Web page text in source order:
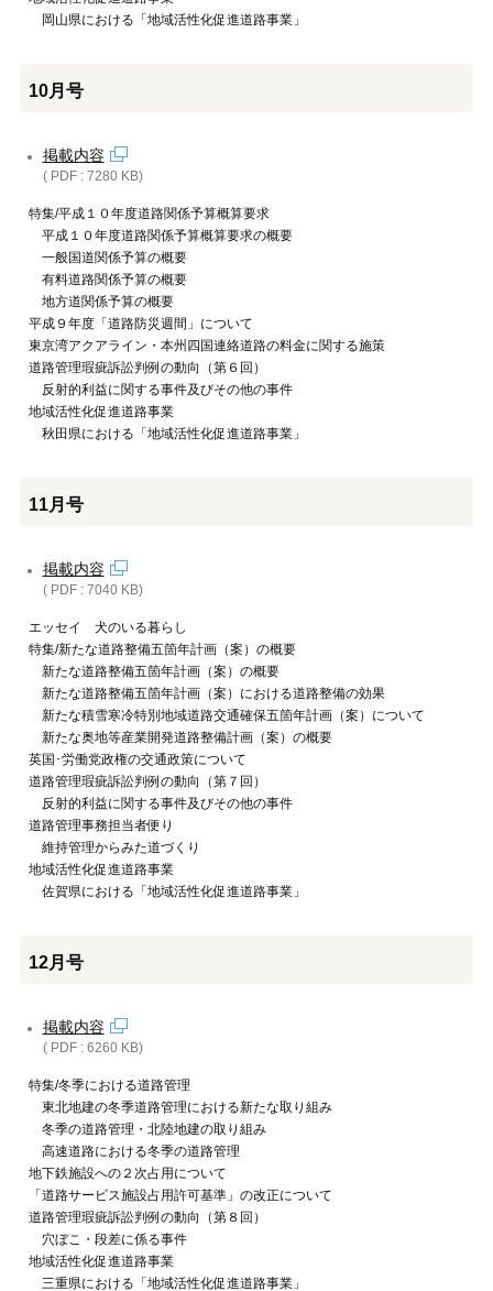
岡山県における「地域活性化促進道路事業」
10月号
掲載内容
( PDF : 7280 KB)
特集/平成１０年度道路関係予算概算要求
平成１０年度道路関係予算概算要求の概要
一般国道関係予算の概要
有料道路関係予算の概要
地方道関係予算の概要
平成９年度「道路防災週間」について
東京湾アクアライン・本州四国連絡道路の料金に関する施策
道路管理瑕疵訴訟判例の動向（第６回）
反射的利益に関する事件及びその他の事件
地域活性化促進道路事業
秋田県における「地域活性化促進道路事業」
11月号
掲載内容
( PDF : 7040 KB)
エッセイ 犬のいる暮らし
特集/新たな道路整備五箇年計画（案）の概要
新たな道路整備五箇年計画（案）の概要
新たな道路整備五箇年計画（案）における道路整備の効果
新たな積雪寒冷特別地域道路交通確保五箇年計画（案）について
新たな奥地等産業開発道路整備計画（案）の概要
英国･労働党政権の交通政策について
道路管理瑕疵訴訟判例の動向（第７回）
反射的利益に関する事件及びその他の事件
道路管理事務担当者便り
維持管理からみた道づくり
地域活性化促進道路事業
佐賀県における「地域活性化促進道路事業」
12月号
掲載内容
( PDF : 6260 KB)
特集/冬季における道路管理
東北地建の冬季道路管理における新たな取り組み
冬季の道路管理・北陸地建の取り組み
高速道路における冬季の道路管理
地下鉄施設への２次占用について
「道路サービス施設占用許可基準」の改正について
道路管理瑕疵訴訟判例の動向（第８回）
穴ぼこ・段差に係る事件
地域活性化促進道路事業
三重県における「地域活性化促進道路事業」